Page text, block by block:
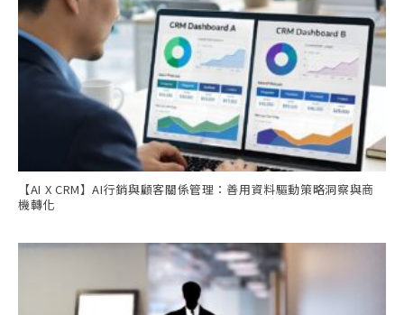
【AI X CRM】AI行銷與顧客關係管理：善用資料驅動策略洞察與商
機轉化